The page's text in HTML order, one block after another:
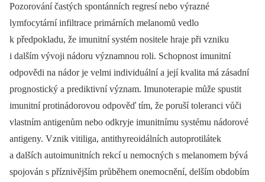
Pozorování častých spontánních regresí nebo výrazné
lymfocytární infiltrace primárních melanomů vedlo
k předpokladu, že imunitní systém nositele hraje při vzniku
i dalším vývoji nádoru významnou roli. Schopnost imunitní
odpovědi na nádor je velmi individuální a její kvalita má zásadní
prognostický a prediktivní význam. Imunoterapie může spustit
imunitní protinádorovou odpověď tím, že poruší toleranci vůči
vlastním antigenům nebo odkryje imunitnímu systému nádorové
antigeny. Vznik vitiliga, antithyreoidálních autoprotilátek
a dalších autoimunitních rekcí u nemocných s melanomem bývá
spojován s příznivějším průběhem onemocnění, delším obdobím